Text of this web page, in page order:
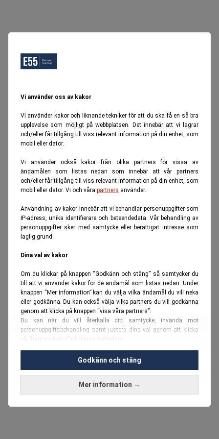
Vi använder oss av kakor
Vi använder kakor och liknande tekniker för att du ska få en så bra
upplevelse som möjligt på webbplatsen. Det innebär att vi lagrar
och/eller får tillgång till viss relevant information på din enhet, som
mobil eller dator.
Vi använder också kakor från olika partners för vissa av
ändamålen som listas nedan som innebär att vår partners
och/eller får tillgång till viss relevant information på din enhet, som
mobil eller dator. Vi och våra partners använder.
Användning av kakor innebär att vi behandlar personuppgifter som
IP-adress, unika identifierare och beteendedata. Vår behandling av
personuppgifter sker med samtycke eller berättigat intresse som
laglig grund.
Dina val av kakor
Om du klickar på knappen “Godkänn och stäng” så samtycker du
till att vi använder kakor för de ändamål som listas nedan. Under
knappen “Mer information” kan du välja vilka ändamål du vill neka
eller godkänna. Du kan också välja vilka partners du vill godkänna
genom att klicka på knappen “visa våra partners”.
Du kan när du vill återkalla ditt samtycke, invända mot
personuppgiftsbehandling samt justera dina val genom att klicka
på “hantera kakor” på denna webbplats.
Du kan fördjupa dig ytterligare i vårcookie-policy
Vi använder kakor och personuppgifter för dessa syften:
Nödvändiga cookies och liknande tekniker, anpassning av
Mer information →
Godkänn och stäng
Oops, Ett fel inträffade.